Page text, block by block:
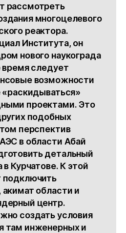
рассмотреть
многоцелевого
реактора.
Института, он
нового наукограда
следует
возможности
«раскидываться»
проектами. Это
подобных
перспектив
в области Абай
детальный
в Курчатове. К этой
подключить
области и
центр.
создать условия
там инженерных и